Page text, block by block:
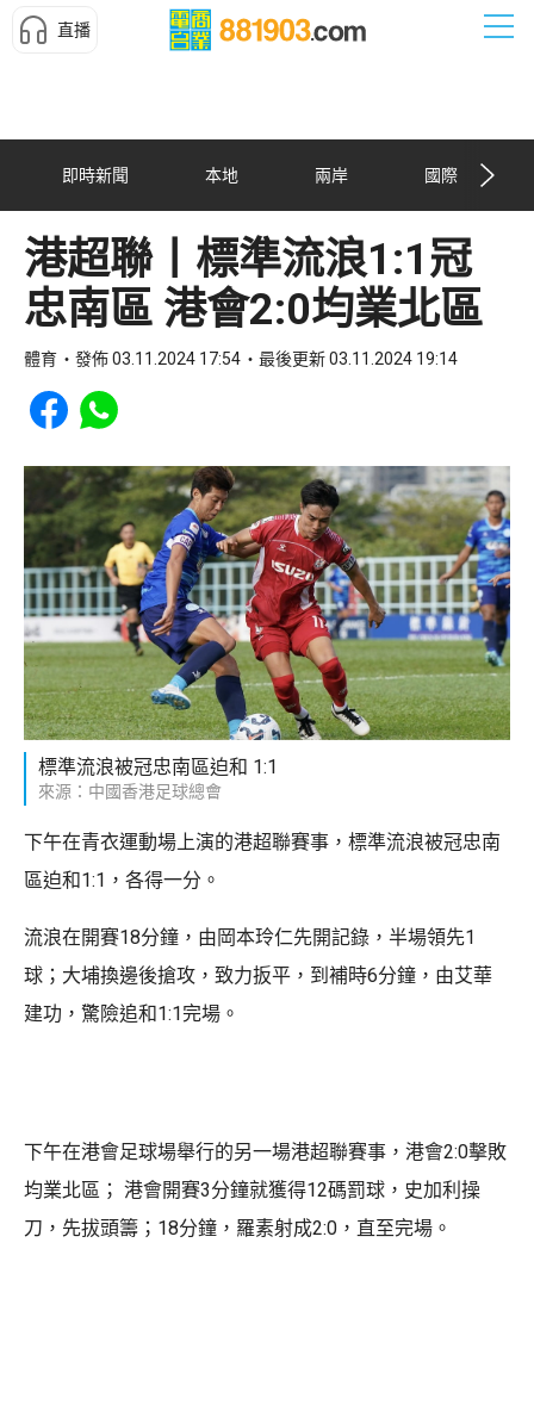
直播
即時新聞 本地 兩岸 國際
港超聯丨標準流浪1:1冠
忠南區 港會2:0均業北區
體育 發佈 03.11.2024 17:54 最後更新 03.11.2024 19:14
Share to Facebook
Share to WhatsApp
標準流浪被冠忠南區迫和 1:1
來源：中國香港足球總會
下午在青衣運動場上演的港超聯賽事，標準流浪被冠忠南
區迫和1:1，各得一分。
流浪在開賽18分鐘，由岡本玲仁先開記錄，半場領先1
球；大埔換邊後搶攻，致力扳平，到補時6分鐘，由艾華
建功，驚險追和1:1完場。
下午在港會足球場舉行的另一場港超聯賽事，港會2:0擊敗
均業北區； 港會開賽3分鐘就獲得12碼罰球，史加利操
刀，先拔頭籌；18分鐘，羅素射成2:0，直至完場。